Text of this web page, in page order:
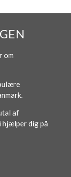
om
af
hjælper dig på